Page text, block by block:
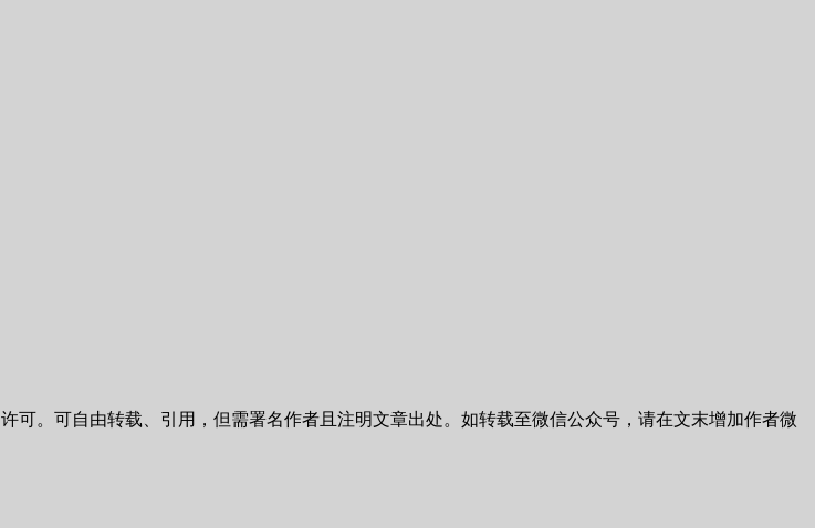
许可。可自由转载、引用，但需署名作者且注明文章出处。如转载至微信公众号，请在文末增加作者微